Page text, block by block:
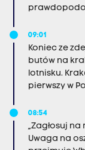
09:01
Koniec ze
butów na
lotnisku.
pierwszy w
08:54
„Zagłosuj
Uwaga na